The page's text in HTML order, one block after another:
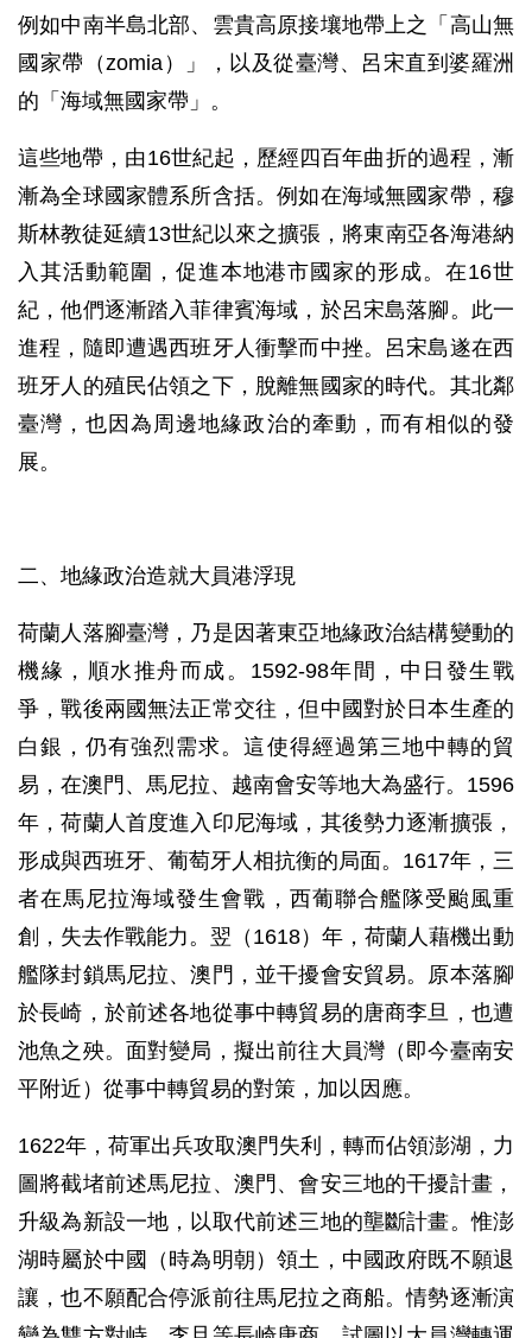
例如中南半島北部、雲貴高原接壤地帶上之「高山無
國家帶（zomia）」，以及從臺灣、呂宋直到婆羅洲
的「海域無國家帶」。
這些地帶，由16世紀起，歷經四百年曲折的過程，漸
漸為全球國家體系所含括。例如在海域無國家帶，穆
斯林教徒延續13世紀以來之擴張，將東南亞各海港納
入其活動範圍，促進本地港市國家的形成。在16世
紀，他們逐漸踏入菲律賓海域，於呂宋島落腳。此一
進程，隨即遭遇西班牙人衝擊而中挫。呂宋島遂在西
班牙人的殖民佔領之下，脫離無國家的時代。其北鄰
臺灣，也因為周邊地緣政治的牽動，而有相似的發
展。
二、地緣政治造就大員港浮現
荷蘭人落腳臺灣，乃是因著東亞地緣政治結構變動的
機緣，順水推舟而成。1592-98年間，中日發生戰
爭，戰後兩國無法正常交往，但中國對於日本生產的
白銀，仍有強烈需求。這使得經過第三地中轉的貿
易，在澳門、馬尼拉、越南會安等地大為盛行。1596
年，荷蘭人首度進入印尼海域，其後勢力逐漸擴張，
形成與西班牙、葡萄牙人相抗衡的局面。1617年，三
者在馬尼拉海域發生會戰，西葡聯合艦隊受颱風重
創，失去作戰能力。翌（1618）年，荷蘭人藉機出動
艦隊封鎖馬尼拉、澳門，並干擾會安貿易。原本落腳
於長崎，於前述各地從事中轉貿易的唐商李旦，也遭
池魚之殃。面對變局，擬出前往大員灣（即今臺南安
平附近）從事中轉貿易的對策，加以因應。
1622年，荷軍出兵攻取澳門失利，轉而佔領澎湖，力
圖將截堵前述馬尼拉、澳門、會安三地的干擾計畫，
升級為新設一地，以取代前述三地的壟斷計畫。惟澎
湖時屬於中國（時為明朝）領土，中國政府既不願退
讓，也不願配合停派前往馬尼拉之商船。情勢逐漸演